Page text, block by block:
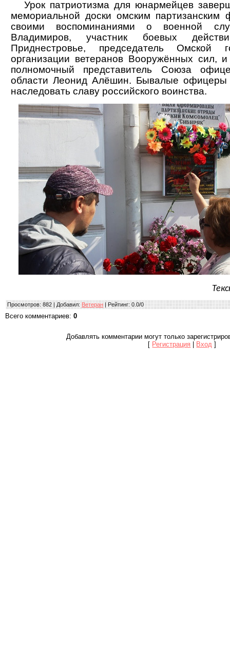
Урок патриотизма для юнармейцев
мемориальной доски омским партизанским
своими воспоминаниями о военной
Владимиров, участник боевых
Приднестровье, председатель Омской
организации ветеранов Вооружённых сил,
полномочный представитель Союза
области Леонид Алёшин. Бывалые
наследовать славу российского воинства.
Просмотров: 882 | Добавил: Ветеран | Рейтинг: 0.0/0
Всего комментариев: 0
Добавлять комментарии могут только
[ Регистрация Вход ]